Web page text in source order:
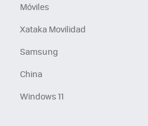
Móviles
Xataka Movilidad
Samsung
China
Windows 11